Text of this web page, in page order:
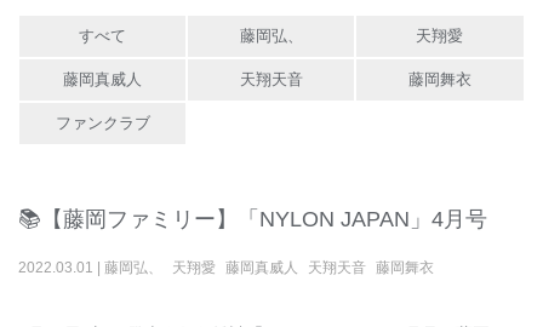
すべて 藤岡弘、 天翔愛
藤岡真威人 天翔天音 藤岡舞衣
ファンクラブ
📚【藤岡ファミリー】「NYLON JAPAN」4月号
2022.03.01 藤岡弘、 天翔愛 藤岡真威人 天翔天音 藤岡舞衣